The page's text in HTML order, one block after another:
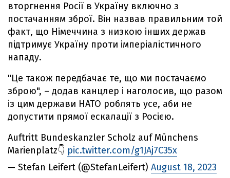
вторгнення Росії в Україну включно з
постачанням зброї. Він назвав правильним той
факт, що Німеччина з низкою інших держав
підтримує Україну проти імперіалістичного
нападу.
"Це також передбачає те, що ми постачаємо
зброю", – додав канцлер і наголосив, що разом
із цим держави НАТО роблять усе, аби не
допустити прямої ескалації з Росією.
Auftritt Bundeskanzler Scholz auf Münchens
Marienplatz👇 pic.twitter.com/g1JAj7C35x
— Stefan Leifert (@StefanLeifert) August 18, 2023